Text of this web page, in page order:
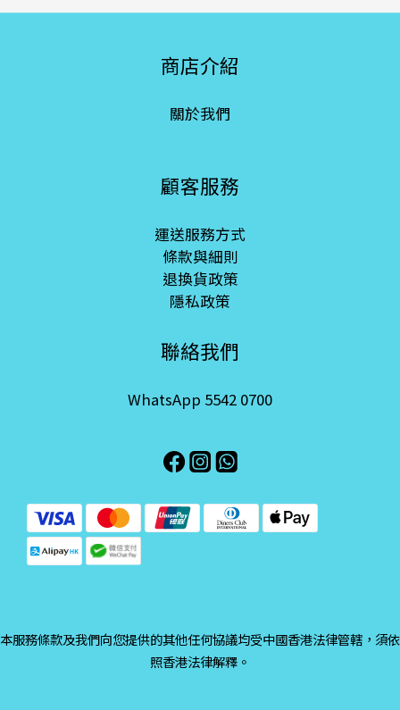
商店介紹
關於我們
顧客服務
運送服務方式
條款與細則
退換貨政策
隱私政策
聯絡我們
WhatsApp 5542 0700
本服務條款及我們向您提供的其他任何協議均受中國香港法律管轄，須依
照香港法律解釋。